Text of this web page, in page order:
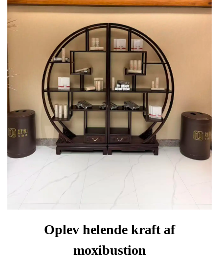
Oplev helende kraft af
moxibustion